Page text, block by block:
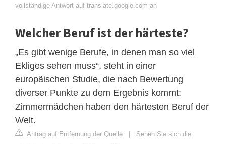
vollständige Antwort auf translate.google.com an
Welcher Beruf ist der härteste?
„Es gibt wenige Berufe, in denen man so viel
Ekliges sehen muss“, steht in einer
europäischen Studie, die nach Bewertung
diverser Punkte zu dem Ergebnis kommt:
Zimmermädchen haben den härtesten Beruf der
Welt.
Antrag auf Entfernung der Quelle | Sehen Sie sich die